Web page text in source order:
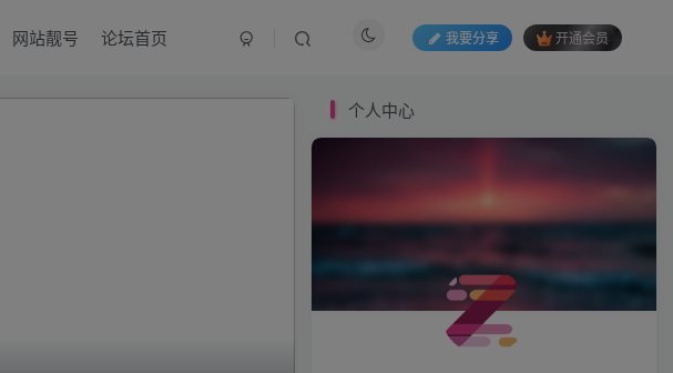
网站靓号 论坛首页 我要分享 开通会员
个人中心